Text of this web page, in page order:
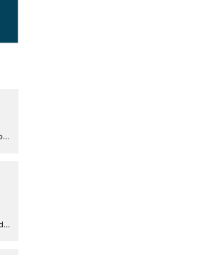
stellaluna, de punt (drenthe)
stichting philadelphia zorg, den haag